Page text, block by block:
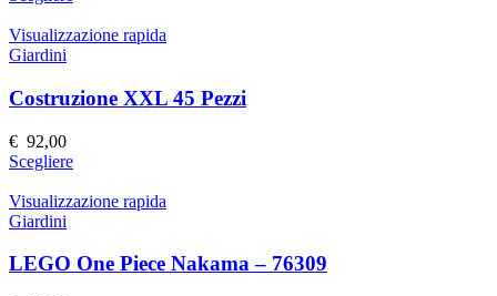
scelte
nella
pagina
prodotto
ha
Le
opzioni
scelte
nella
pagina
prodotto
Visualizzazione rapida
Giardini
Costruzione XXL 45 Pezzi
€ 92,00
ScegliereQuesto
ha
Le
Visualizzazione rapida
Giardini
LEGO One Piece Nakama – 76309